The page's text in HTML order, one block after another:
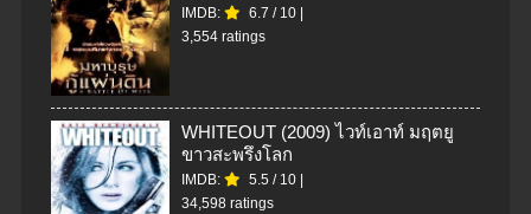
IMDB: 6.7 / 10
3,554 ratings
WHITEOUT (2009) ไวท์เอาท์ มฤตยู
ขาวสะพรึงโลก
IMDB: 5.5 / 10
34,598 ratings